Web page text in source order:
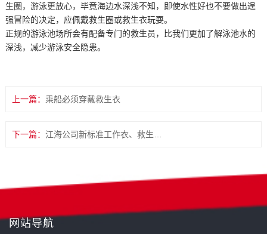
生圈，游泳更放心，毕竟海边水深浅不知，即使水性好也不要做出逞
强冒险的决定，应佩戴救生圈或救生衣玩耍。
正规的游泳池场所会有配备专门的救生员，比我们更加了解泳池水的
深浅，减少游泳安全隐患。
上一篇： 乘船必须穿戴救生衣
下一篇：
网站导航